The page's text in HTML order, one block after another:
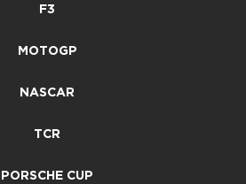
F3
MOTOGP
NASCAR
TCR
PORSCHE CUP